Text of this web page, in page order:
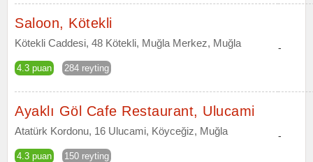
Saloon, Kötekli
Kötekli Caddesi, 48 Kötekli, Muğla Merkez, Muğla
4.3 puan 284 reyting
-
Ayaklı Göl Cafe Restaurant, Ulucami
Atatürk Kordonu, 16 Ulucami, Köyceğiz, Muğla
4.3 puan 150 reyting
-